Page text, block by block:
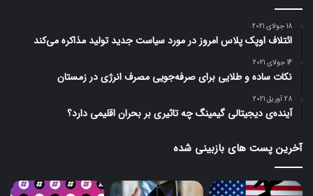
18 جولای 2021
ائتلاف اوپک پلاس امروز در مورد سیاست جدید تولید مذاکره می‌کند
14 جولای 2021
نکات ساده و طلایی برای صرفه‌جویی مصرف انرژی در زمستان
28 آوریل 2021
آینده‌ی دیجیتالی گیمینگ چه تاثیری بر بحران اقلیمی دارد؟
آخرین پست های بازبینی شده